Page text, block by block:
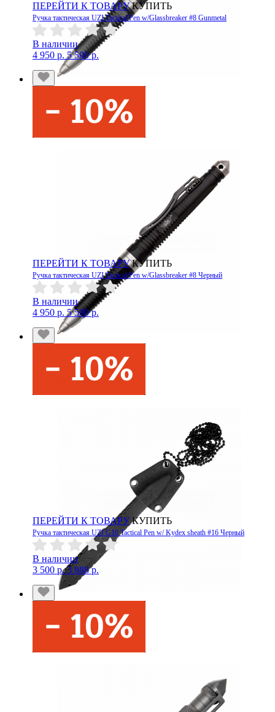
ПЕРЕЙТИ К ТОВАРУ КУПИТЬ
Ручка тактическая UZI Tactical Pen w/Glassbreaker #8 Gunmetal
В наличии
4 950 р. 5 500 р.
ПЕРЕЙТИ К ТОВАРУ КУПИТЬ
Ручка тактическая UZI Tactical Pen w/Glassbreaker #8 Черный
В наличии
4 950 р. 5 500 р.
ПЕРЕЙТИ К ТОВАРУ КУПИТЬ
Ручка тактическая UZI G10 Tactical Pen w/ Kydex sheath #16 Черный
В наличии
3 500 р. 3 888 р.